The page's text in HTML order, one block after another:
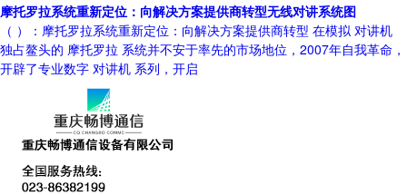
摩托罗拉系统重新定位：向解决方案提供商转型无线对讲系统图
（ ）：摩托罗拉系统重新定位：向解决方案提供商转型 在模拟 对讲机
独占鳌头的 摩托罗拉 系统并不安于率先的市场地位，2007年自我革命，
开辟了专业数字 对讲机 系列，开启